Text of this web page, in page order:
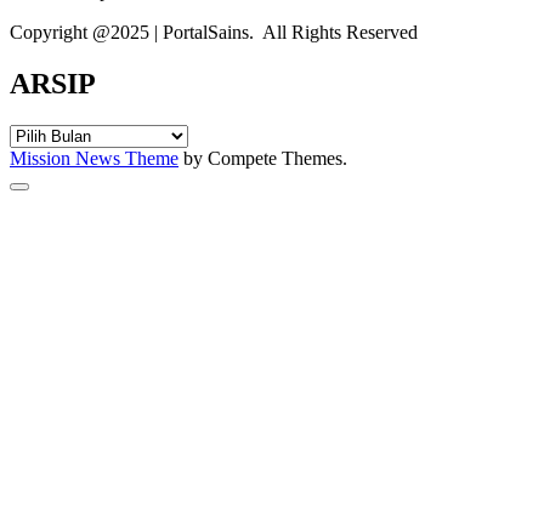
Copyright @2025 | PortalSains. All Rights Reserved
ARSIP
ARSIP
Mission News Theme by Compete Themes.
Scroll